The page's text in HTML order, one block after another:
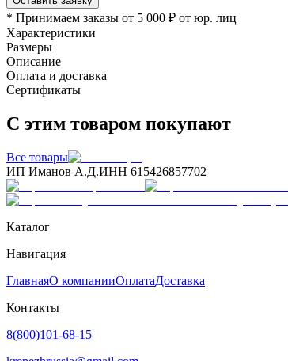
* Принимаем заказы от 5 000 ₽ от юр. лиц
Характеристики
Размеры
Описание
Оплата и доставка
Сертификаты
С этим товаром покупают
Все товары
ИП Иманов А.Д.ИНН 615426857702
Каталог
Навигация
ГлавнаяО компанииОплатаДоставка
Контакты
8(800)101-68-15